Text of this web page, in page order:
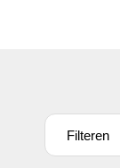
Filteren